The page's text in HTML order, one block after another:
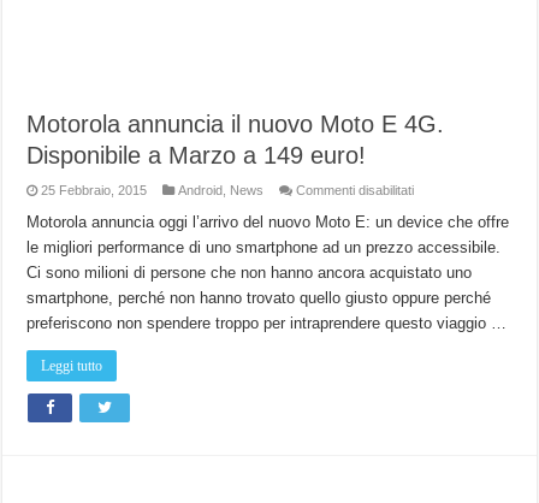
Motorola annuncia il nuovo Moto E 4G.
Disponibile a Marzo a 149 euro!
25 Febbraio, 2015 Android News Commenti disabilitatisu
annuncia
il
nuovo
E
Disponibile
a
Marzo
Motorola annuncia oggi l’arrivo del nuovo Moto E: un device che offre
le migliori performance di uno smartphone ad un prezzo accessibile.
Ci sono milioni di persone che non hanno ancora acquistato uno
smartphone, perché non hanno trovato quello giusto oppure perché
preferiscono non spendere troppo per intraprendere questo viaggio …
Leggi tutto